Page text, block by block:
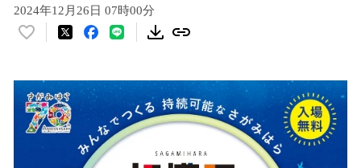
2024年12月26日 07時00分
い
！
数
を